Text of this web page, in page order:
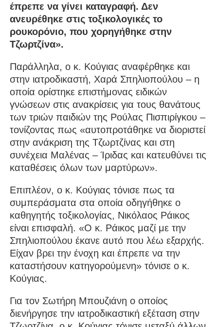
έπρεπε να γίνει καταγραφή. Δεν
ανευρέθηκε στις τοξικολογικές το
ρουκορόνιο, που χορηγήθηκε στην
Τζωρτζίνα».
Παράλληλα, ο κ. Κούγιας αναφέρθηκε και
στην ιατροδικαστή, Χαρά Σπηλιοπούλου – η
οποία ορίστηκε επιστήμονας ειδικών
γνώσεων στις ανακρίσεις για τους θανάτους
των τριών παιδιών της Ρούλας Πισπιρίγκου –
τονίζοντας πως «αυτοπροτάθηκε να διοριστεί
στην ανάκριση της Τζωρτζίνας και στη
συνέχεια Μαλένας – Ίριδας και κατευθύνει τις
καταθέσεις όλων των μαρτύρων».
Επιπλέον, ο κ. Κούγιας τόνισε πως τα
συμπεράσματα στα οποία οδηγήθηκε ο
καθηγητής τοξικολογίας, Νικόλαος Ράικος
είναι επισφαλή. «Ο κ. Ράικος μαζί με την
Σπηλιοπούλου έκανε αυτό που λέω εξαρχής.
Είχαν βρει την ένοχη και έπρεπε να την
καταστήσουν κατηγορούμενη» τόνισε ο κ.
Κούγιας.
Για τον Σωτήρη Μπουζιάνη ο οποίος
διενήργησε την ιατροδικαστική εξέταση στην